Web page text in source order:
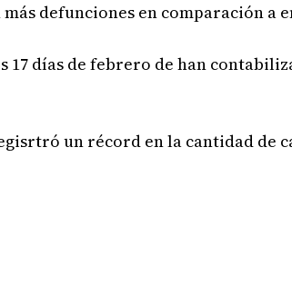
defunciones en comparación a
17 días de febrero de han
un récord en la cantidad de